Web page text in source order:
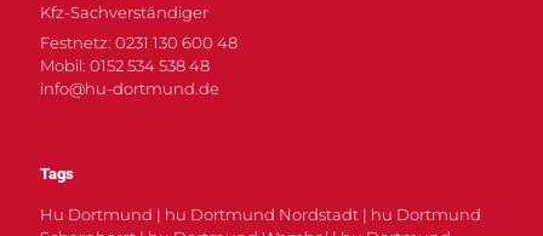
Kfz-Sachverständiger
Festnetz: 0231 130 600 48
Mobil: 0152 534 538 48
info@hu-dortmund.de
Tags
Hu Dortmund | hu Dortmund Nordstadt | hu Dortmund